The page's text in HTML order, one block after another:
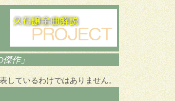
作」
しているわけではありません。